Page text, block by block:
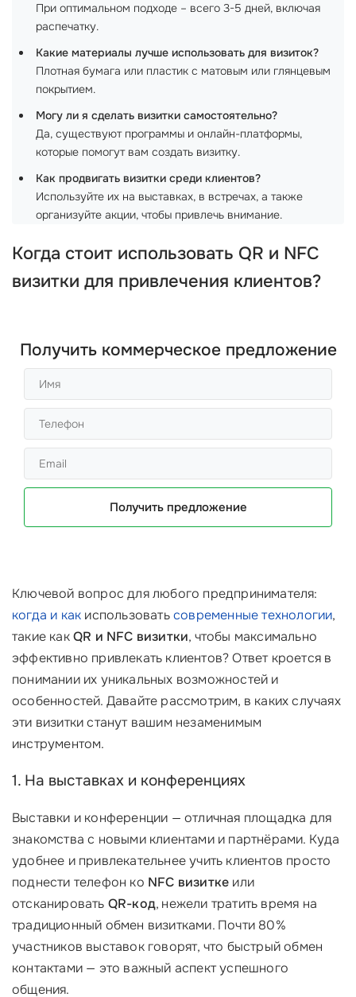
При оптимальном подходе – всего 3-5 дней, включая
распечатку.
Какие материалы лучше использовать для визиток?
Плотная бумага или пластик с матовым или глянцевым
покрытием.
Могу ли я сделать визитки самостоятельно?
Да, существуют программы и онлайн-платформы,
которые помогут вам создать визитку.
Как продвигать визитки среди клиентов?
Используйте их на выставках, в встречах, а также
организуйте акции, чтобы привлечь внимание.
Когда стоит использовать QR и NFC
визитки для привлечения клиентов?
Получить коммерческое предложение
Получить предложение
Ключевой вопрос для любого предпринимателя:
когда и как использоватьсовременные технологии,
такие какQR и NFC визитки, чтобы максимально
эффективно привлекать клиентов? Ответ кроется в
понимании их уникальных возможностей и
особенностей. Давайте рассмотрим, в каких случаях
эти визитки станут вашим незаменимым
инструментом.
1. На выставках и конференциях
Выставки и конференции — отличная площадка для
знакомства с новыми клиентами и партнёрами. Куда
удобнее и привлекательнее учить клиентов просто
поднести телефон ко NFC визитке или
отсканировать QR-код, нежели тратить время на
традиционный обмен визитками. Почти 80%
участников выставок говорят, что быстрый обмен
контактами — это важный аспект успешного
общения.